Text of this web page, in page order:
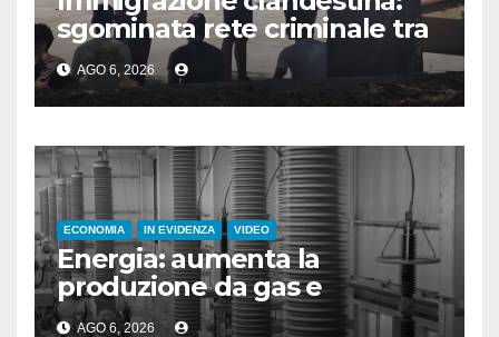
sgominata rete criminale tra
Algeria, Italia e Francia
AGO 6, 2026
ECONOMIA IN EVIDENZA VIDEO
Energia: aumenta la
produzione da gas e
fotovoltaico
AGO 6, 2026